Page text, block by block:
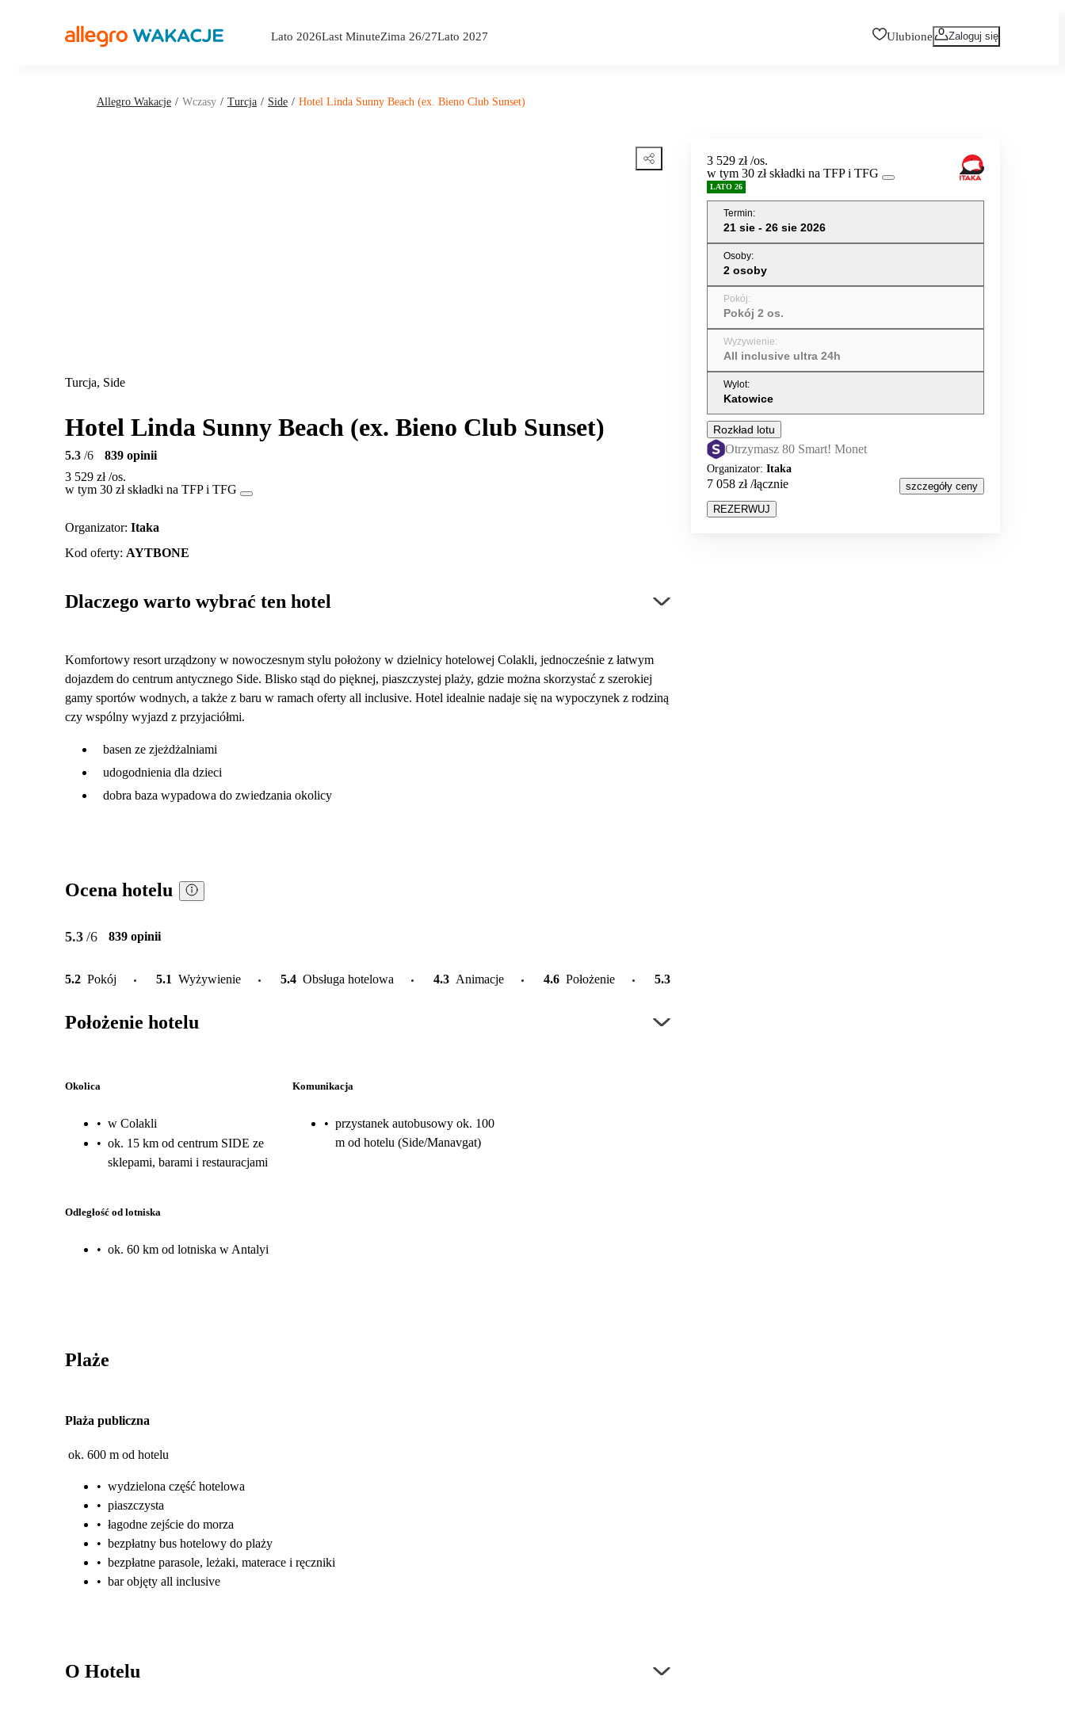
Lato 2026Last MinuteZima 26/27Lato 2027 Ulubione Zaloguj się
Allegro Wakacje Wczasy Turcja Side Hotel Linda Sunny Beach (ex. Bieno Club Sunset)
Turcja, Side
Hotel Linda Sunny Beach (ex. Bieno Club Sunset)
5.3 /6
839 opinii
3 529 zł/os.
w tym 30 zł składki na TFP i TFG
Organizator: Itaka
Kod oferty: AYTBONE
Dlaczego warto wybrać ten hotel
Komfortowy resort urządzony w nowoczesnym stylu położony w dzielnicy hotelowej Colakli, jednocześnie z łatwym
dojazdem do centrum antycznego Side. Blisko stąd do pięknej, piaszczystej plaży, gdzie można skorzystać z szerokiej
gamy sportów wodnych, a także z baru w ramach oferty all inclusive. Hotel idealnie nadaje się na wypoczynek z rodziną
czy wspólny wyjazd z przyjaciółmi.
basen ze zjeżdżalniami
udogodnienia dla dzieci
dobra baza wypadowa do zwiedzania okolicy
Ocena hotelu
5.3 /6 839 opinii
5.2 Pokój 5.1 Wyżywienie 5.4 Obsługa hotelowa 4.3 Animacje 4.6 Położenie 5.3
Położenie hotelu
Okolica
• w Colakli
• ok. 15 km od centrum SIDE ze
sklepami, barami i restauracjami
Komunikacja
• przystanek autobusowy ok. 100
m od hotelu (Side/Manavgat)
Odległość od lotniska
• ok. 60 km od lotniska w Antalyi
Plaże
Plaża publiczna
ok. 600 m od hotelu
• wydzielona część hotelowa
• piaszczysta
• łagodne zejście do morza
• bezpłatny bus hotelowy do plaży
• bezpłatne parasole, leżaki, materace i ręczniki
• bar objęty all inclusive
O Hotelu
3 529 zł/os.
w tym 30 zł składki na TFP i TFG
LATO 26
Termin:
21 sie - 26 sie 2026
Osoby:
2 osoby
Pokój:
Pokój 2 os.
Wyżywienie:
All inclusive ultra 24h
Wylot:
Katowice
Rozkład lotu
Otrzymasz 80 Smart! Monet
Organizator: Itaka
7 058 zł/łącznie
szczegóły ceny
REZERWUJ